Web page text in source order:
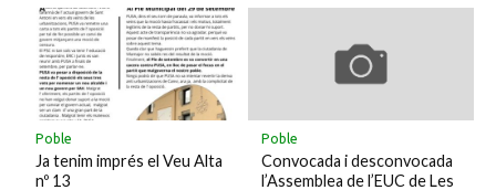
Poble
Ja tenim imprés el Veu Alta
nº 13
Poble
Convocada i desconvocada
l’Assemblea de l’EUC de Les